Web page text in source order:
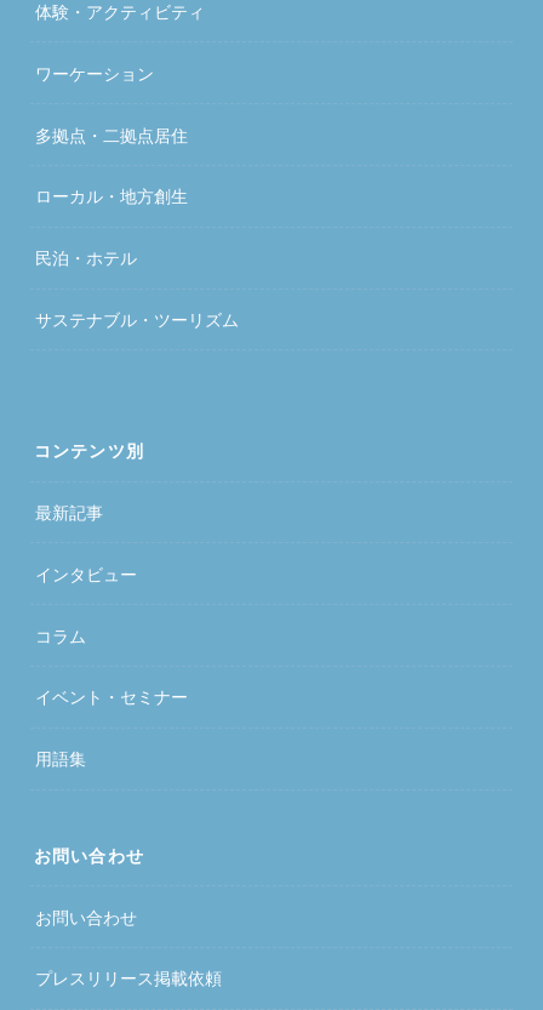
体験・アクティビティ
ワーケーション
多拠点・二拠点居住
ローカル・地方創生
民泊・ホテル
サステナブル・ツーリズム
コンテンツ別
最新記事
インタビュー
コラム
イベント・セミナー
用語集
お問い合わせ
お問い合わせ
プレスリリース掲載依頼